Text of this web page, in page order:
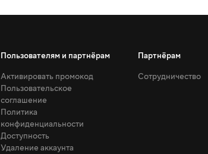
Пользователям и партнёрам
Активировать промокод
Пользовательское
соглашение
Политика
конфиденциальности
Доступность
Удаление аккаунта
Партнёрам
Сотрудничество